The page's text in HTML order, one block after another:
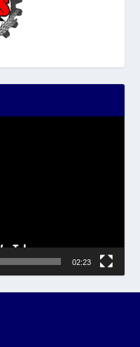
02:23